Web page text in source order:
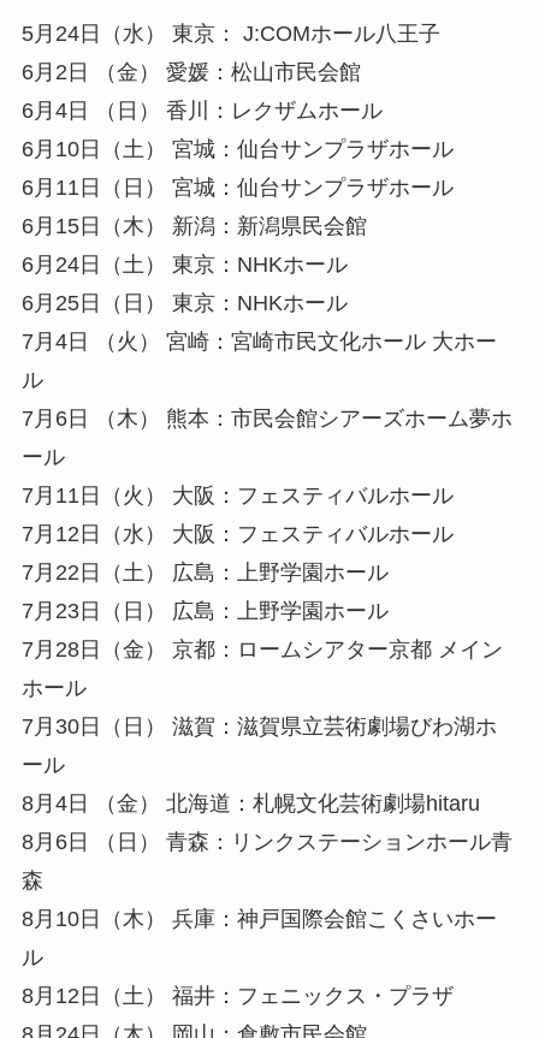
5月24日（水） 東京： J:COMホール八王子
6月2日 （金） 愛媛：松山市民会館
6月4日 （日） 香川：レクザムホール
6月10日（土） 宮城：仙台サンプラザホール
6月11日（日） 宮城：仙台サンプラザホール
6月15日（木） 新潟：新潟県民会館
6月24日（土） 東京：NHKホール
6月25日（日） 東京：NHKホール
7月4日 （火） 宮崎：宮崎市民文化ホール 大ホー
ル
7月6日 （木） 熊本：市民会館シアーズホーム夢ホ
ール
7月11日（火） 大阪：フェスティバルホール
7月12日（水） 大阪：フェスティバルホール
7月22日（土） 広島：上野学園ホール
7月23日（日） 広島：上野学園ホール
7月28日（金） 京都：ロームシアター京都 メイン
ホール
7月30日（日） 滋賀：滋賀県立芸術劇場びわ湖ホ
ール
8月4日 （金） 北海道：札幌文化芸術劇場hitaru
8月6日 （日） 青森：リンクステーションホール青
森
8月10日（木） 兵庫：神戸国際会館こくさいホー
ル
8月12日（土） 福井：フェニックス・プラザ